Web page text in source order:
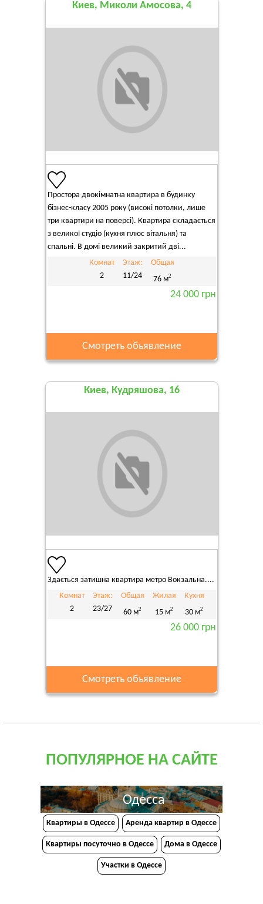
Киев, Миколи Амосова, 4
Простора двокімнатна квартира в будинку
бізнес-класу 2005 року (високі потолки, лише
три квартири на поверсі). Квартира складається
з великої студіо (кухня плюс вітальня) та
спальні. В домі великий закритий дві...
Комнат
2
Этаж:
11/24
Общая
76 м2
24 000 грн
Смотреть обьявление
Киев, Кудряшова, 16
Здається затишна квартира метро Вокзальна....
Комнат
2
Этаж:
23/27
Общая
60 м2
Жилая
15 м2
Кухня
30 м2
26 000 грн
Смотреть обьявление
ПОПУЛЯРНОЕ НА САЙТЕ
Одесса
Квартиры в Одессе Аренда квартир в Одессе
Квартиры посуточно в Одессе Дома в Одессе
Участки в Одессе